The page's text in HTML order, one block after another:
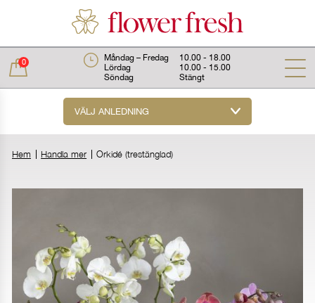
0 Måndag – Fredag
10.00 - 18.00
Lördag
10.00 - 15.00
Söndag
Stängt
VÄLJ ANLEDNING
0 kr
Hem Handla mer Orkidé (trestänglad)